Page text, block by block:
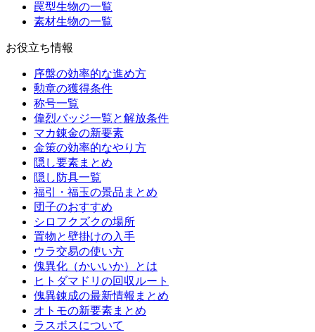
罠型生物の一覧
素材生物の一覧
お役立ち情報
序盤の効率的な進め方
勲章の獲得条件
称号一覧
偉烈バッジ一覧と解放条件
マカ錬金の新要素
金策の効率的なやり方
隠し要素まとめ
隠し防具一覧
福引・福玉の景品まとめ
団子のおすすめ
シロフクズクの場所
置物と壁掛けの入手
ウラ交易の使い方
傀異化（かいいか）とは
ヒトダマドリの回収ルート
傀異錬成の最新情報まとめ
オトモの新要素まとめ
ラスボスについて